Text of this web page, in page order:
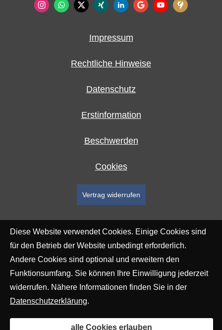
Impressum
Rechtliche Hinweise
Datenschutz
Erstinformation
Beschwerden
Cookies
Vertrag widerrufen
Diese Website verwendet Cookies. Einige Cookies sind
für den Betrieb der Website unbedingt erforderlich.
Andere Cookies sind optional und erweitern den
Funktionsumfang. Sie können Ihre Einwilligung jederzeit
widerrufen. Nähere Informationen finden Sie in der
Datenschutzerklärung.
alle Cookies erlauben